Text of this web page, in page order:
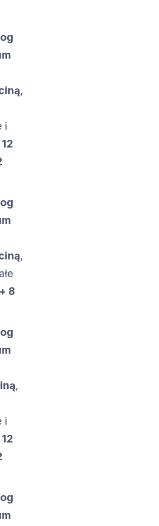
,
i
12
,
8
,
i
12